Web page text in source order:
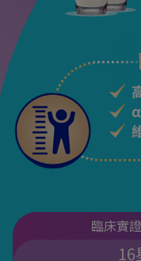
臨床實